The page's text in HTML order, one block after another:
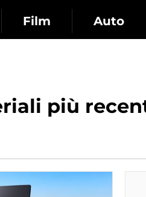
Film Auto
più